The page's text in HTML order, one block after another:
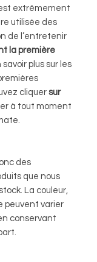
extrêmement
utilisée des
de l’entretenir
la première
savoir plus sur les
cliquer sur
à tout moment
des
que nous
La couleur,
peuvent varier
conservant